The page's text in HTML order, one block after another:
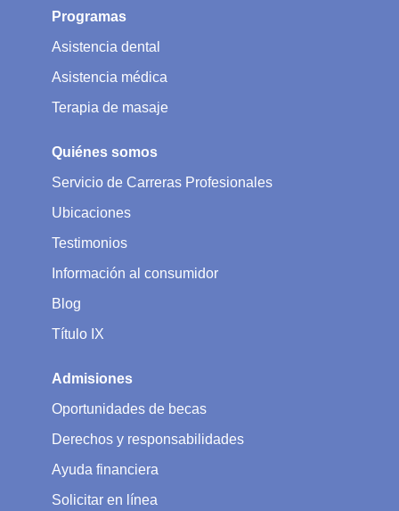
Programas
Asistencia dental
Asistencia médica
Terapia de masaje
Quiénes somos
Servicio de Carreras Profesionales
Ubicaciones
Testimonios
Información al consumidor
Blog
Título IX
Admisiones
Oportunidades de becas
Derechos y responsabilidades
Ayuda financiera
Solicitar en línea